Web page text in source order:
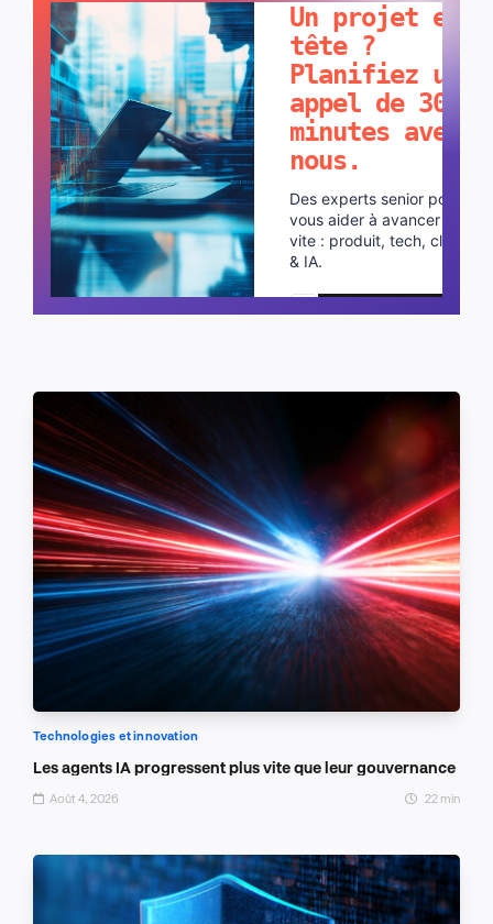
Un projet en
tête ?
Planifiez un
appel de 30
minutes avec
nous.
Des experts senior pour
vous aider à avancer plus
vite : produit, tech, cloud
& IA.
Planifier un appel
Technologies et innovation
Les agents IA progressent plus vite que leur gouvernance
Août 4, 2026 22 min